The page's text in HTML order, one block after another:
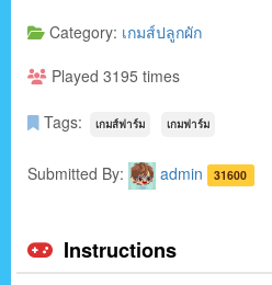
Category: เกมส์ปลูกผัก
Played 3195 times
Tags: เกมส์ฟาร์ม เกมฟาร์ม
Submitted By: admin 31600
Instructions